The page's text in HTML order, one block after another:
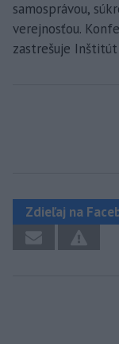
samosprávou,
verejnosťou.
zastrešuje Inštitút
Zdieľaj na